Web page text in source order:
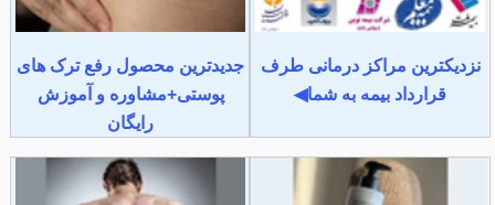
نزدیکترین مراکز درمانی طرف
قرارداد بیمه به شما◀
جدیدترین محصول رفع ترک های
پوستی+مشاوره و آموزش
رایگان